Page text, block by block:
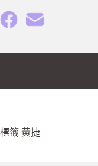
至
標籤 黃捷